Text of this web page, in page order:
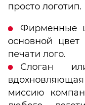
просто логотип.
Фирменные
основной
печати лого.
Слоган
миссию